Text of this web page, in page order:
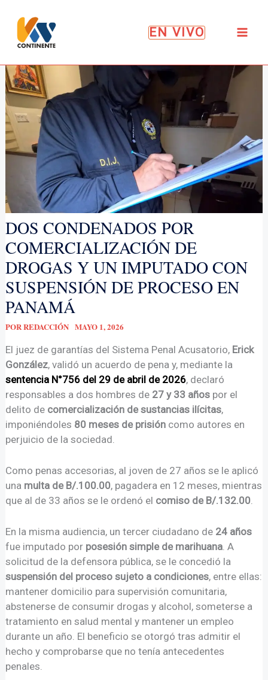
contenido
EN VIVO
DOS CONDENADOS POR
COMERCIALIZACIÓN DE
DROGAS Y UN IMPUTADO CON
SUSPENSIÓN DE PROCESO EN
PANAMÁ
PORREDACCIÓN MAYO 1, 2026
El juez de garantías del Sistema Penal Acusatorio, Erick
González, validó un acuerdo de pena y, mediante la
sentencia N°756 del 29 de abril de 2026, declaró
responsables a dos hombres de 27 y 33 años por el
delito de comercialización de sustancias ilícitas,
imponiéndoles 80 meses de prisión como autores en
perjuicio de la sociedad.
Como penas accesorias, al joven de 27 años se le aplicó
una multa de B/.100.00, pagadera en 12 meses, mientras
que al de 33 años se le ordenó el comiso de B/.132.00.
En la misma audiencia, un tercer ciudadano de 24 años
fue imputado por posesión simple de marihuana. A
solicitud de la defensora pública, se le concedió la
suspensión del proceso sujeto a condiciones, entre ellas:
mantener domicilio para supervisión comunitaria,
abstenerse de consumir drogas y alcohol, someterse a
tratamiento en salud mental y mantener un empleo
durante un año. El beneficio se otorgó tras admitir el
hecho y comprobarse que no tenía antecedentes
penales.